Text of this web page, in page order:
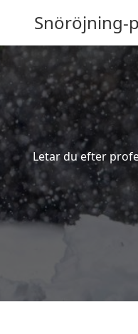
Snöröjning-
Letar du efter